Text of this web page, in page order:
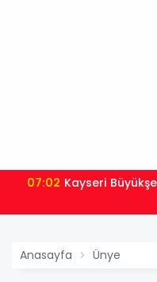
07:02 Kayseri
Anasayfa Ünye